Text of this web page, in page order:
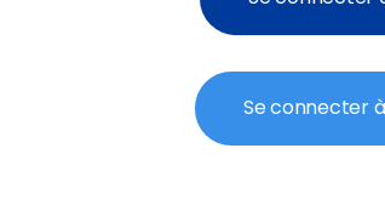
Se connecter